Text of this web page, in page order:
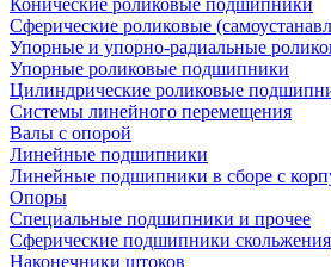
Конические роликовые подшипники
Сферические роликовые
Упорные и упорно-радиальные
Упорные роликовые подшипники
Цилиндрические роликовые
Системы линейного перемещения
Валы с опорой
Линейные подшипники
Линейные подшипники в сборе с
Опоры
Специальные подшипники и прочее
Сферические подшипники скольжения
Наконечники штоков